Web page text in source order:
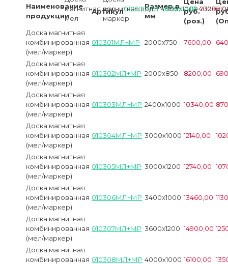
Наименование
продукции
Артикул
Размер в
мм
руб.
(роз.)
Доска магнитная
комбинированная
(мел/маркер)
010301МЛ+МР 2000х750 7600,00
Доска магнитная
комбинированная
(мел/маркер)
010302МЛ+МР 2000х850 8200,00
Доска магнитная
комбинированная
(мел/маркер)
010303МЛ+МР 2400х1000 10340,00
Доска магнитная
комбинированная
(мел/маркер)
010304МЛ+МР 3000х1000 12140,00
Доска магнитная
комбинированная
(мел/маркер)
010305МЛ+МР 3000х1200 12740,00
Доска магнитная
комбинированная
(мел/маркер)
010306МЛ+МР 3400х1000 13460,00
Доска магнитная
комбинированная
(мел/маркер)
010307МЛ+МР 3600х1200 14900,00
Доска магнитная
комбинированная 010308МЛ+МР 4000х1000 16100,00
магнитная под
мел
010503МЛ 4000х1000
магнитная под
маркер
010503МР